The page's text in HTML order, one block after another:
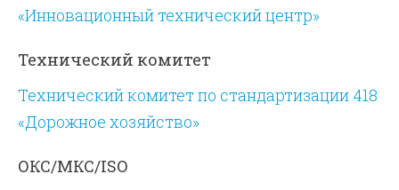
«Инновационный технический центр»
Технический комитет
Технический комитет по стандартизации 418
«Дорожное хозяйство»
ОКС/МКС/ISO